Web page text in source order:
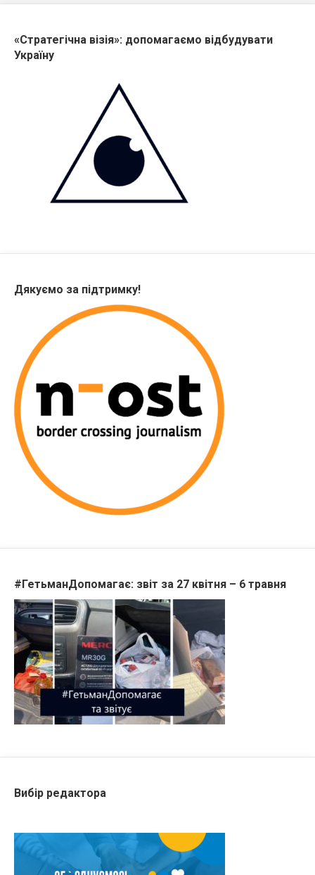
«Стратегічна візія»: допомагаємо відбудувати
Україну
Дякуємо за підтримку!
#ГетьманДопомагає: звіт за 27 квітня – 6 травня
Вибір редактора